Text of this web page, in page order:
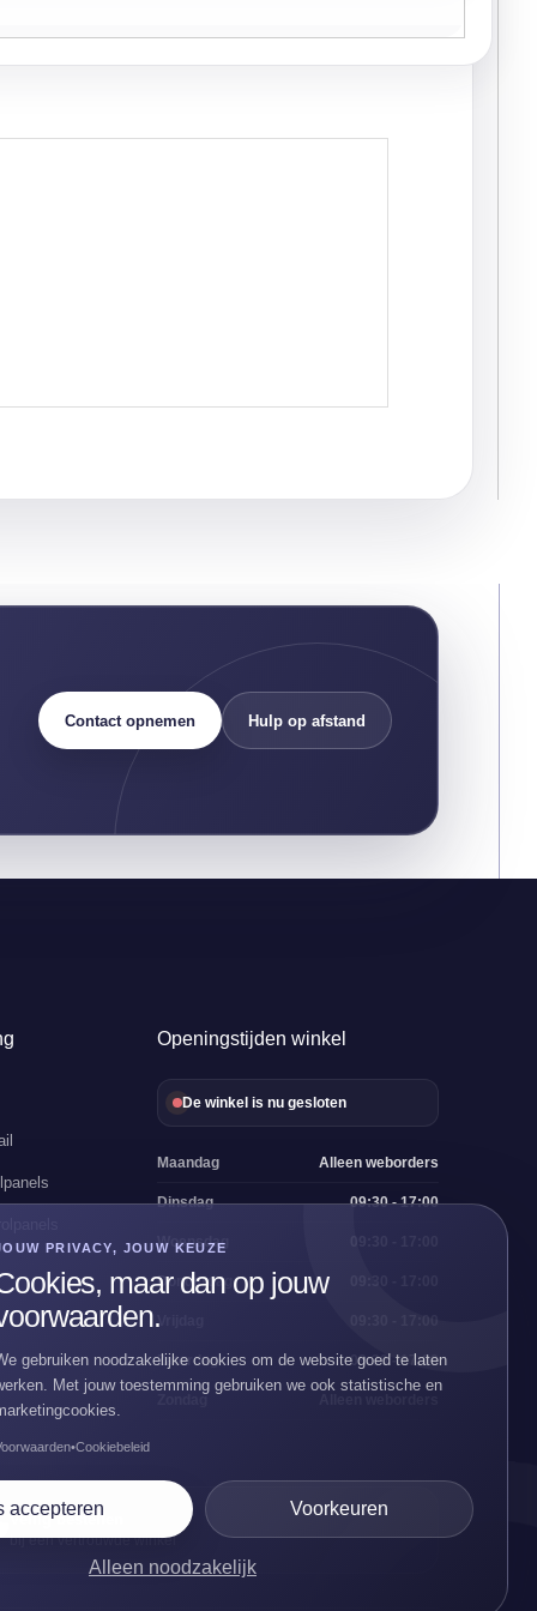
PRIVACY, JOUW KEUZE
maar dan op jouw
gebruiken noodzakelijke cookies om de website goed te laten
Met jouw toestemming gebruiken we ook statistische en
•Cookiebeleid
accepteren Voorkeuren
Alleen noodzakelijk
Contact opnemen Hulp op afstand
Openingstijden winkel
De winkel is nu gesloten
Maandag Alleen weborders
Dinsdag 09:30 - 17:00
Woensdag
Donderdag 09:30 - 17:00
Vrijdag
Zaterdag 09:30 - 17:00
Veilig bestellen
bij een vertrouwde winkel